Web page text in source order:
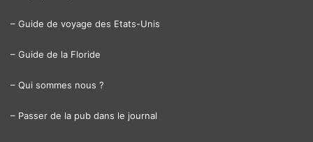
– Guide de voyage des Etats-Unis
– Guide de la Floride
– Qui sommes nous ?
– Passer de la pub dans le journal